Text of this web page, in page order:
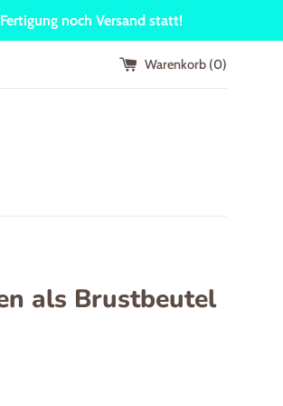
noch Versand statt!
Warenkorb (0)
als Brustbeutel